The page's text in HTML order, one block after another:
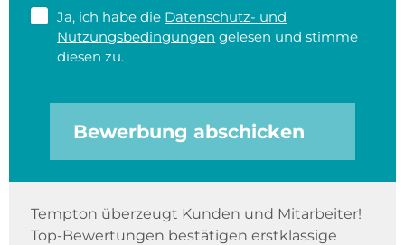
Ja, ich habe die Datenschutz- und
Nutzungsbedingungen gelesen und stimme
diesen zu.
Bewerbung abschicken
Tempton überzeugt Kunden und Mitarbeiter!
Top-Bewertungen bestätigen erstklassige